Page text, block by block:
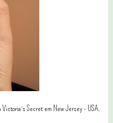
Victoria´s Secret em New Jersey - USA.